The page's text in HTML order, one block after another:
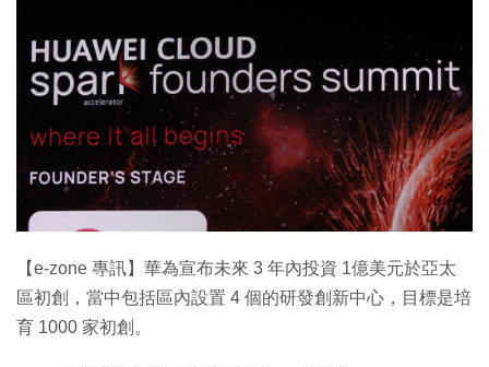
生成式AI與雲端應用
Enterprise Digital Transformation
特集
【e-zone 專訊】華為宣布未來 3 年內投資 1億美元於亞太
區初創，當中包括區內設置 4 個的研發創新中心，目標是培
育 1000 家初創。